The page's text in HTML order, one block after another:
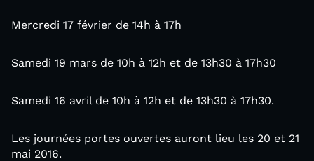
Mercredi 17 février de 14h à 17h
Samedi 19 mars de 10h à 12h et de 13h30 à 17h30
Samedi 16 avril de 10h à 12h et de 13h30 à 17h30.
Les journées portes ouvertes auront lieu les 20 et 21
mai 2016.